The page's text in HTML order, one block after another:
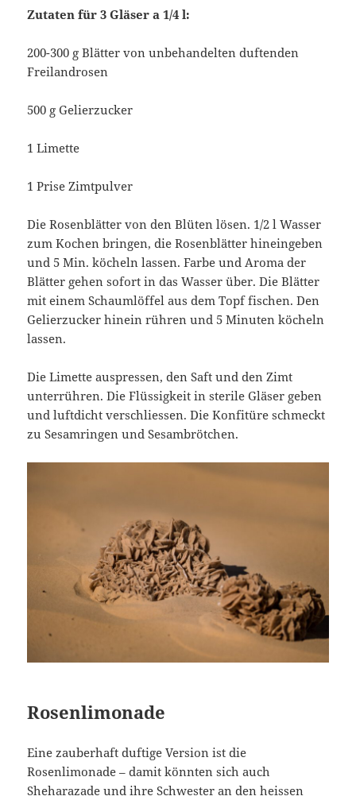
Zutaten für 3 Gläser a 1/4 l:
200-300 g Blätter von unbehandelten duftenden
Freilandrosen
500 g Gelierzucker
1 Limette
1 Prise Zimtpulver
Die Rosenblätter von den Blüten lösen. 1/2 l Wasser
zum Kochen bringen, die Rosenblätter hineingeben
und 5 Min. köcheln lassen. Farbe und Aroma der
Blätter gehen sofort in das Wasser über. Die Blätter
mit einem Schaumlöffel aus dem Topf fischen. Den
Gelierzucker hinein rühren und 5 Minuten köcheln
lassen.
Die Limette auspressen, den Saft und den Zimt
unterrühren. Die Flüssigkeit in sterile Gläser geben
und luftdicht verschliessen. Die Konfitüre schmeckt
zu Sesamringen und Sesambrötchen.
Rosenlimonade
Eine zauberhaft duftige Version ist die
Rosenlimonade – damit könnten sich auch
Sheharazade und ihre Schwester an den heissen